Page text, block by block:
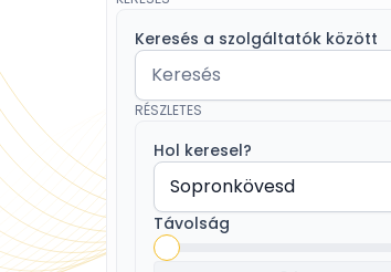
Keresés a szolgáltatók között
RÉSZLETES
Hol keresel?
Távolság